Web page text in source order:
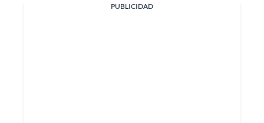
PUBLICIDAD